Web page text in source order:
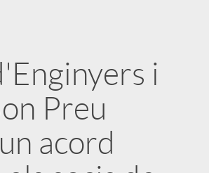
i
Preu
acord